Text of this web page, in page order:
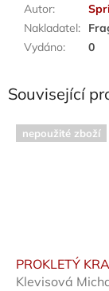
Autor:
Nakladatel:
Vydáno: 0
Související
nepoužité zboží
PROKLETÝ
Klevisová